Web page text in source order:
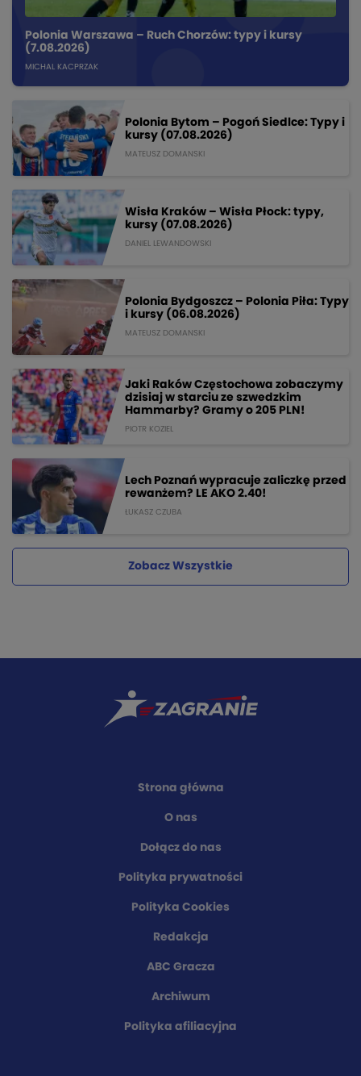
Polonia Warszawa – Ruch Chorzów: typy i kursy
(7.08.2026)
MICHAL KACPRZAK
Polonia Bytom – Pogoń Siedlce: Typy i
kursy (07.08.2026)
MATEUSZ DOMANSKI
Wisła Kraków – Wisła Płock: typy,
kursy (07.08.2026)
DANIEL LEWANDOWSKI
Polonia Bydgoszcz – Polonia Piła: Typy
i kursy (06.08.2026)
MATEUSZ DOMANSKI
Jaki Raków Częstochowa zobaczymy
dzisiaj w starciu ze szwedzkim
Hammarby? Gramy o 205 PLN!
PIOTR KOZIEL
Lech Poznań wypracuje zaliczkę przed
rewanżem? LE AKO 2.40!
ŁUKASZ CZUBA
Zobacz Wszystkie
Strona główna
O nas
Dołącz do nas
Polityka prywatności
Polityka Cookies
Redakcja
ABC Gracza
Archiwum
Polityka afiliacyjna